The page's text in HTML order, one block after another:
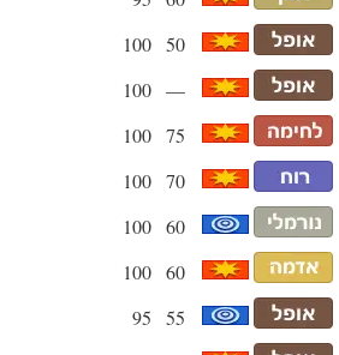
50
100
—
100
75
100
70
100
60
100
60
100
55
95